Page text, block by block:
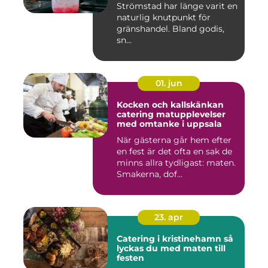
Strömstad har länge varit en
naturlig knutpunkt för
gränshandel. Bland godis,
sn...
01. jun
Kocken och kallskänkan
catering matupplevelser
med omtanke i uppsala
När gästerna går hem efter
en fest är det ofta en sak de
minns allra tydligast: maten.
Smakerna, dof...
23. apr
Catering i kristinehamn så
lyckas du med maten till
festen